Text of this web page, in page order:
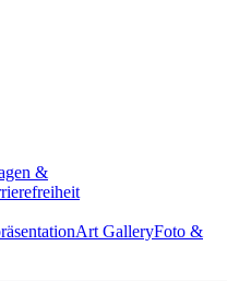
&
Art GalleryFoto &